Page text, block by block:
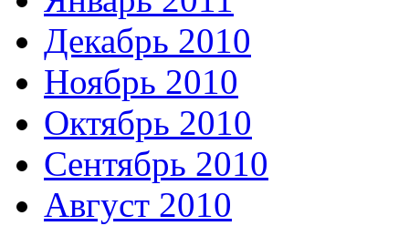
Декабрь 2010
Ноябрь 2010
Октябрь 2010
Сентябрь 2010
Август 2010